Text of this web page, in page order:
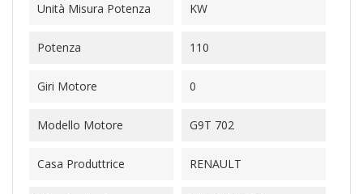
Unità Misura Potenza KW
Potenza 110
Giri Motore 0
Modello Motore G9T 702
Casa Produttrice RENAULT